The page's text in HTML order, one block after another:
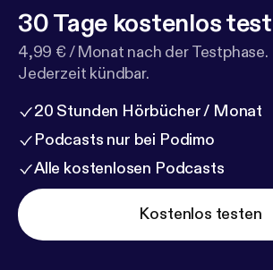
30 Tage kostenlos
4,99 € / Monat nach der Testphase.
Jederzeit kündbar.
20 Stunden Hörbücher / Monat
Podcasts nur bei Podimo
Alle kostenlosen Podcasts
Kostenlos testen